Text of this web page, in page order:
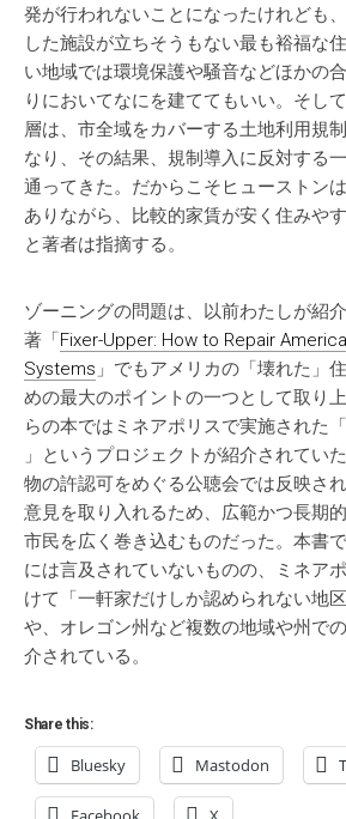
発が行われないことになったけれども
した施設が立ちそうもない最も裕福な
い地域では環境保護や騒音などほかの
りにおいてなにを建ててもいい。そし
層は、市全域をカバーする土地利用規
なり、その結果、規制導入に反対する
通ってきた。だからこそヒューストン
ありながら、比較的家賃が安く住みや
と著者は指摘する。
ゾーニングの問題は、以前わたしが紹
著「Fixer-Upper: How to Repair
Systems 」でもアメリカの「壊れた」
めの最大のポイントの一つとして取り
らの本ではミネアポリスで実施された「
」というプロジェクトが紹介されてい
物の許認可をめぐる公聴会では反映さ
意見を取り入れるため、広範かつ長期
市民を広く巻き込むものだった。本書
には言及されていないものの、ミネア
けて「一軒家だけしか認められない地
や、オレゴン州など複数の地域や州で
介されている。
Share this:
Bluesky Mastodon